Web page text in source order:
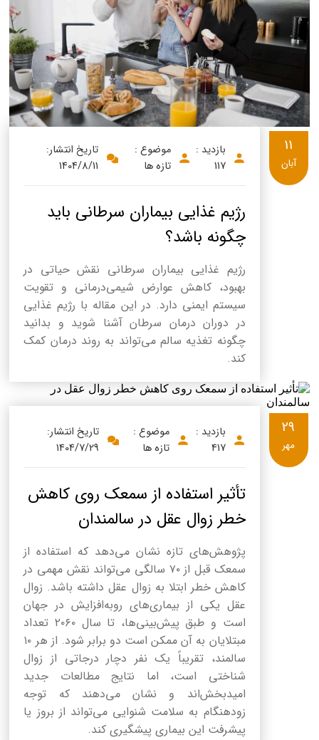
کشک
سینما دوماس
دانستنی های سلامت
گالری تصاویر
English
Russian
Arabic
بازدید :
117
موضوع :
تازه ها
تاریخ انتشار:
1404/8/11
رژیم غذایی بیماران سرطانی باید
چگونه باشد؟
رژیم غذایی بیماران سرطانی نقش حیاتی در
بهبود، کاهش عوارض شیمی‌درمانی و تقویت
سیستم ایمنی دارد. در این مقاله با رژیم غذایی
در دوران درمان سرطان آشنا شوید و بدانید
چگونه تغذیه سالم می‌تواند به روند درمان کمک
کند.
11
آبان
بازدید :
417
موضوع :
تازه ها
تاریخ انتشار:
1404/7/29
تأثیر استفاده از سمعک روی کاهش
خطر زوال عقل در سالمندان
پژوهش‌های تازه نشان می‌دهد که استفاده از
سمعک قبل از ۷۰ سالگی می‌تواند نقش مهمی در
کاهش خطر ابتلا به زوال عقل داشته باشد. زوال
عقل یکی از بیماری‌های رو‌به‌افزایش در جهان
است و طبق پیش‌بینی‌ها، تا سال ۲۰۶۰ تعداد
مبتلایان به آن ممکن است دو برابر شود. از هر ۱۰
سالمند، تقریباً یک نفر دچار درجاتی از زوال
شناختی است، اما نتایج مطالعات جدید
امیدبخش‌اند و نشان می‌دهند که توجه
زودهنگام به سلامت شنوایی می‌تواند از بروز یا
پیشرفت این بیماری پیشگیری کند.
29
مهر